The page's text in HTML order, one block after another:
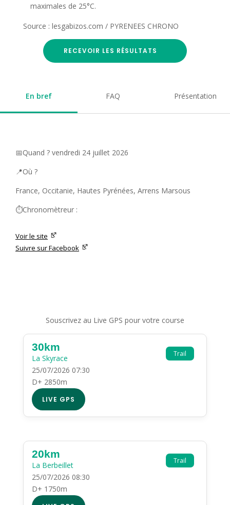
maximales de 25°C.
Source : lesgabizos.com / PYRENEES CHRONO
RECEVOIR LES RÉSULTATS
En bref FAQ Présentation
📅Quand ? vendredi 24 juillet 2026
📍Où ?
France, Occitanie, Hautes Pyrénées, Arrens Marsous
⏱️Chronomètreur :
Voir le site
Suivre sur Facebook
Souscrivez au Live GPS pour votre course
Trail
30km
La Skyrace
25/07/2026 07:30
D+ 2850m
LIVE GPS
Trail
20km
La Berbeillet
25/07/2026 08:30
D+ 1750m